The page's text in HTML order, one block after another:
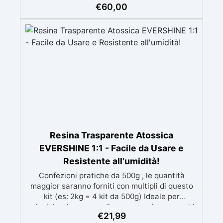
risultati impeccabili, senza bisogno di
esperienza, con assistenza video/telefonica
gratuita ✅ Economico e Veloce: rinnova le
superfici con una spesa minima, evitando
€60,00
Resina Trasparente Atossica
EVERSHINE 1:1 - Facile da Usare e
Resistente all'umidità!
Confezioni pratiche da 500g , le quantità
maggior saranno forniti con multipli di questo
kit (es: 2kg = 4 kit da 500g) Ideale per
principianti: a prova di errore, perfetta per chi
inizia. Sempre lucida: garantisce una finitura
€21,99